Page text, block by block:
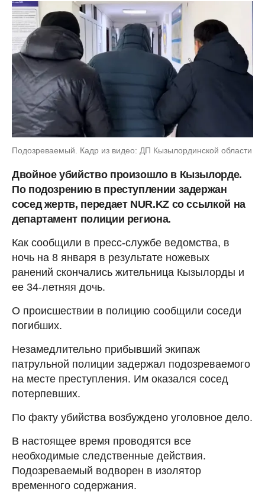
Подозреваемый. Кадр из видео: ДП Кызылординской области
Двойное убийство произошло в Кызылорде.
По подозрению в преступлении задержан
сосед жертв, передает NUR.KZ со ссылкой на
департамент полиции региона.
Как сообщили в пресс-службе ведомства, в
ночь на 8 января в результате ножевых
ранений скончались жительница Кызылорды и
ее 34-летняя дочь.
О происшествии в полицию сообщили соседи
погибших.
Незамедлительно прибывший экипаж
патрульной полиции задержал подозреваемого
на месте преступления. Им оказался сосед
потерпевших.
По факту убийства возбуждено уголовное дело.
В настоящее время проводятся все
необходимые следственные действия.
Подозреваемый водворен в изолятор
временного содержания.